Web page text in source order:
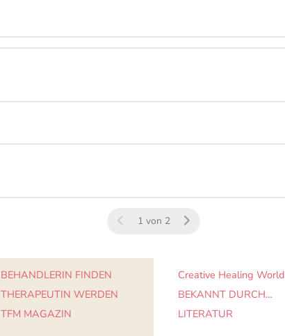
1 von 2
BEHANDLERIN FINDEN
THERAPEUTIN WERDEN
TFM MAGAZIN
Creative Healing World
BEKANNT DURCH…
LITERATUR